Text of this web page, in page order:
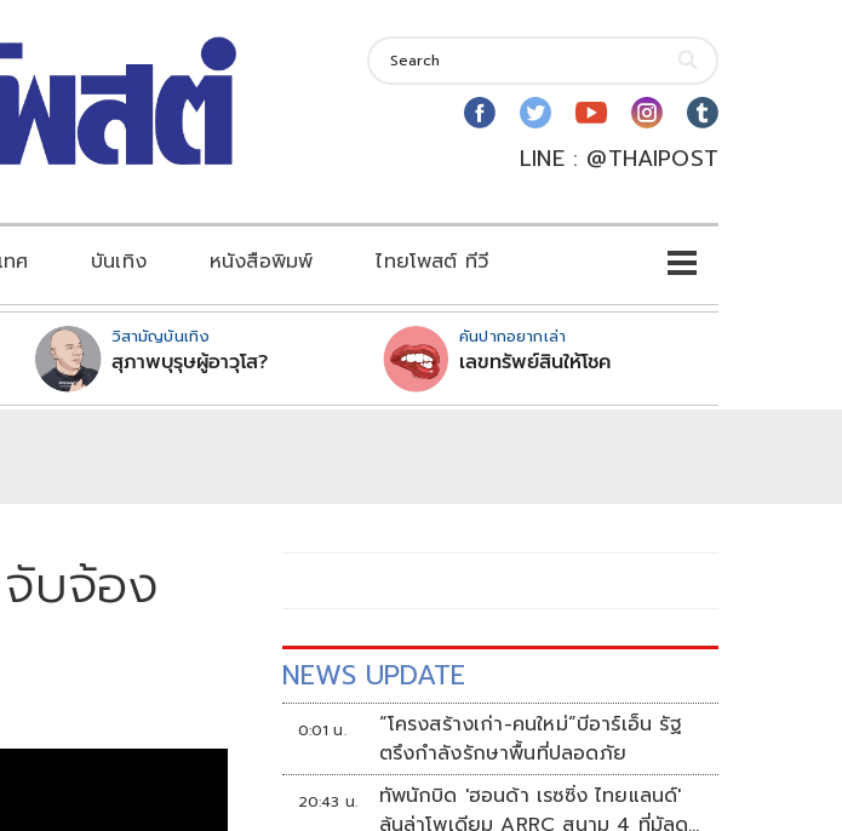
LINE : @THAIPOST
ทศ บันเทิง หนังสือพิมพ์ ไทยโพสต์ ทีวี
วิสามัญบันเทิง
สุภาพบุรุษผู้อาวุโส?
คันปากอยากเล่า
เลขทรัพย์สินให้โชค
บจ้อง
NEWS UPDATE
0:01 น.
“โครงสร้างเก่า-คนใหม่”บีอาร์เอ็น รัฐ
ตรึงกำลังรักษาพื้นที่ปลอดภัย
20:43 น.
ทัพนักบิด 'ฮอนด้า เรซซิ่ง ไทยแลนด์'
ลุ้นล่าโพเดียม ARRC สนาม 4 ที่มัลดา